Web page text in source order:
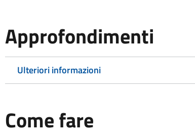
Approfondimenti
Ulteriori informazioni
Come fare